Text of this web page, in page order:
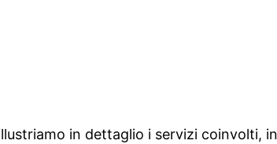
in dettaglio i servizi coinvolti,